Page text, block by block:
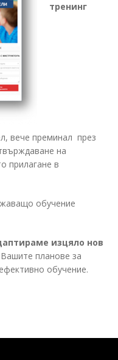
тренинг
вече преминал през
на
прилагане в
обучение
изцяло нов
планове за
обучение.